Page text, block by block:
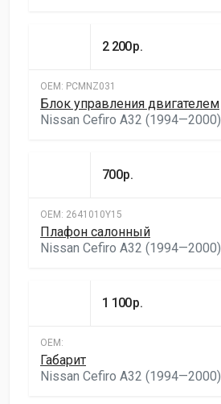
ОЕМ: PCMNZ031
Блок управления двигателем
Nissan Cefiro A32 (1994—2000)
2 200р.
ОЕМ: 2641010Y15
Плафон салонный
Nissan Cefiro A32 (1994—2000)
700р.
ОЕМ:
Габарит
Nissan Cefiro A32 (1994—2000)
1 100р.